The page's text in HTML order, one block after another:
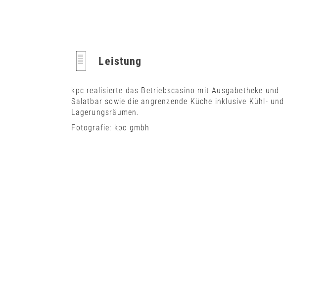
Leistung
kpc realisierte das Betriebscasino mit Ausgabetheke und
Salatbar sowie die angrenzende Küche inklusive Kühl- und
Lagerungsräumen.
Fotografie: kpc gmbh